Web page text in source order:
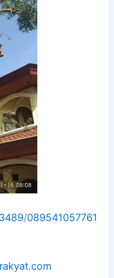
/089541057761